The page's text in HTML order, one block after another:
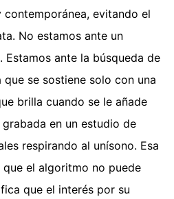
evitando el
No estamos ante un
ante la búsqueda de
se sostiene solo con una
brilla cuando se le añade
en un estudio de
respirando al unísono. Esa
el algoritmo no puede
que el interés por su